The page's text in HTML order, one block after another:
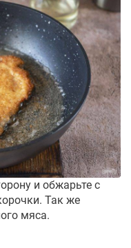
и обжарьте с
Так же
мяса.